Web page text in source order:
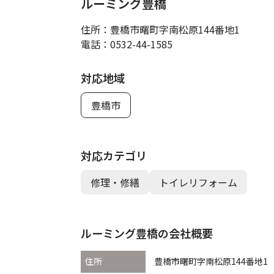
住所： 豊橋市曙町字南松原144番地1
電話： 0532-44-1585
対応地域
豊橋市
対応カテゴリ
修理・修繕 トイレリフォーム
ルーミング豊橋の会社概要
住所 豊橋市曙町字南松原144番地1